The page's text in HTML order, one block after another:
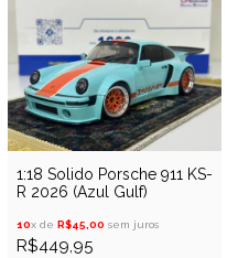
1:18 Solido Porsche 911 KS-
R 2026 (Azul Gulf)
10x de R$45,00 sem juros
R$449,95